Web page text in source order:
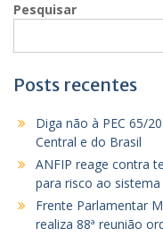
Pesquisar
Posts recentes
Diga não à PEC 65/
Central e do Brasil
ANFIP reage contra
para risco ao
Frente Parlamentar
realiza 88ª reunião